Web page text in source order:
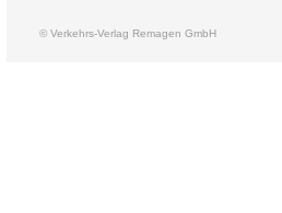
© Verkehrs-Verlag Remagen GmbH